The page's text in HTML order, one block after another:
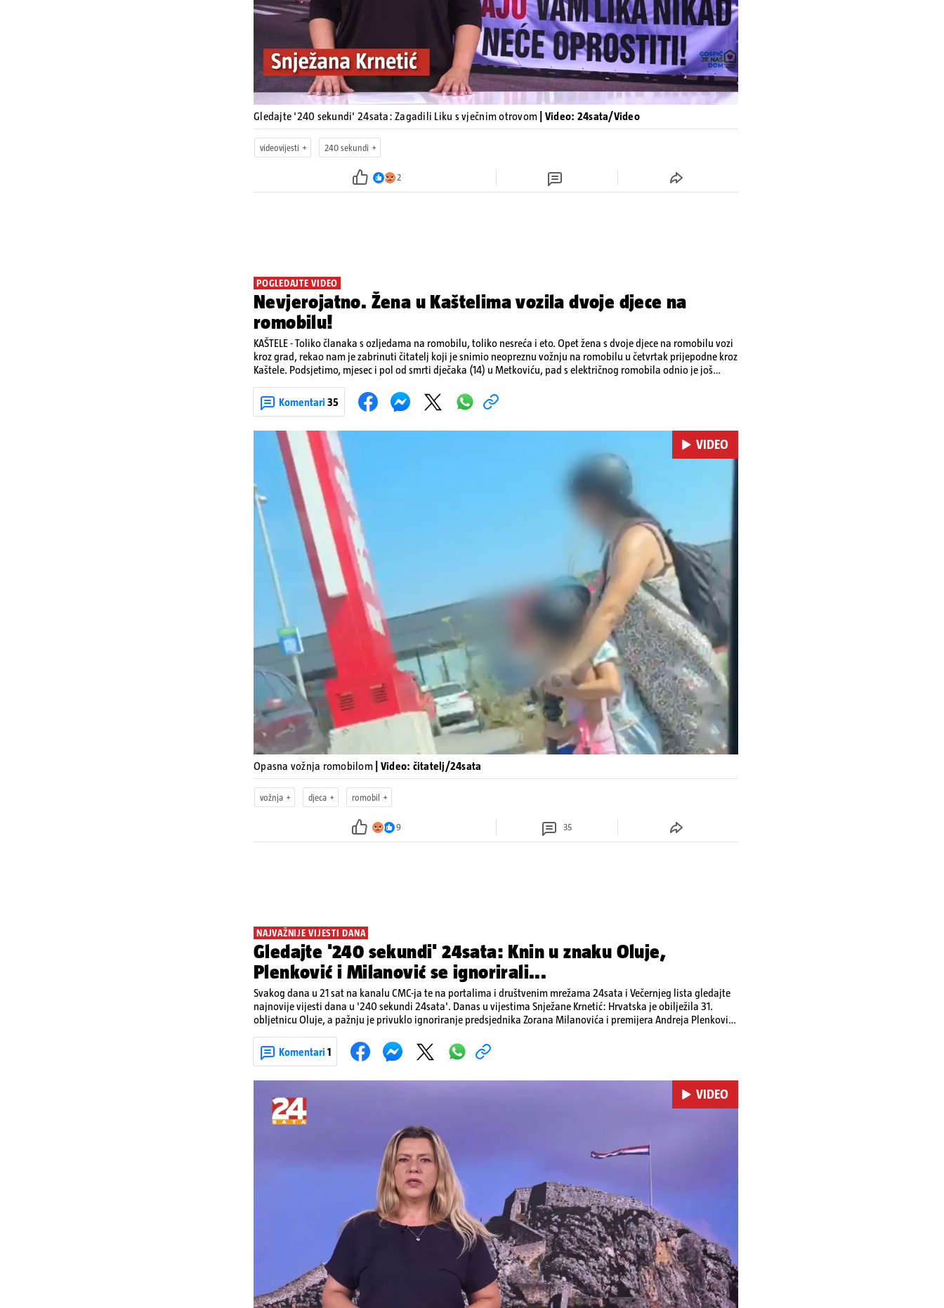
Gledajte '240 sekundi' 24sata: Zagadili Liku s vječnim otrovom | Video: 24sata/Video
videovijesti 240 sekundi
2
POGLEDAJTE VIDEO
Nevjerojatno. Žena u Kaštelima vozila dvoje djece na
romobilu!
KAŠTELE - Toliko članaka s ozljedama na romobilu, toliko nesreća i eto. Opet žena s dvoje djece na romobilu vozi
kroz grad, rekao nam je zabrinuti čitatelj koji je snimio neopreznu vožnju na romobilu u četvrtak prijepodne kroz
Kaštele. Podsjetimo, mjesec i pol od smrti dječaka (14) u Metkoviću, pad s električnog romobila odnio je još
zadobivenima u padu s romobila.
Komentari 35
Pokretanje videa...
VIDEO
Opasna vožnja romobilom | Video: čitatelj/24sata
vožnja djeca romobil
9 35
NAJVAŽNIJE VIJESTI DANA
Gledajte '240 sekundi' 24sata: Knin u znaku Oluje,
Plenković i Milanović se ignorirali...
Svakog dana u 21 sat na kanalu CMC-ja te na portalima i društvenim mrežama 24sata i Večernjeg lista gledajte
najnovije vijesti dana u '240 sekundi 24sata'. Danas u vijestima Snježane Krnetić: Hrvatska je obilježila 31.
obljetnicu Oluje, a pažnju je privuklo ignoriranje predsjednika Zorana Milanovića i premijera Andreja Plenkovića
upozorenjima nakon nove tragedije na električnom romobilu te smanjenju proizvodnje u nuklearnoj elektrani
Krško.
Komentari 1
Pokretanje videa...
VIDEO